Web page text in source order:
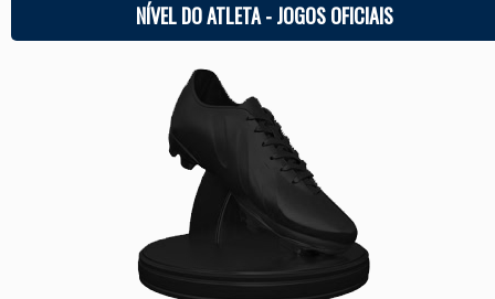
NÍVEL DO ATLETA - JOGOS OFICIAIS